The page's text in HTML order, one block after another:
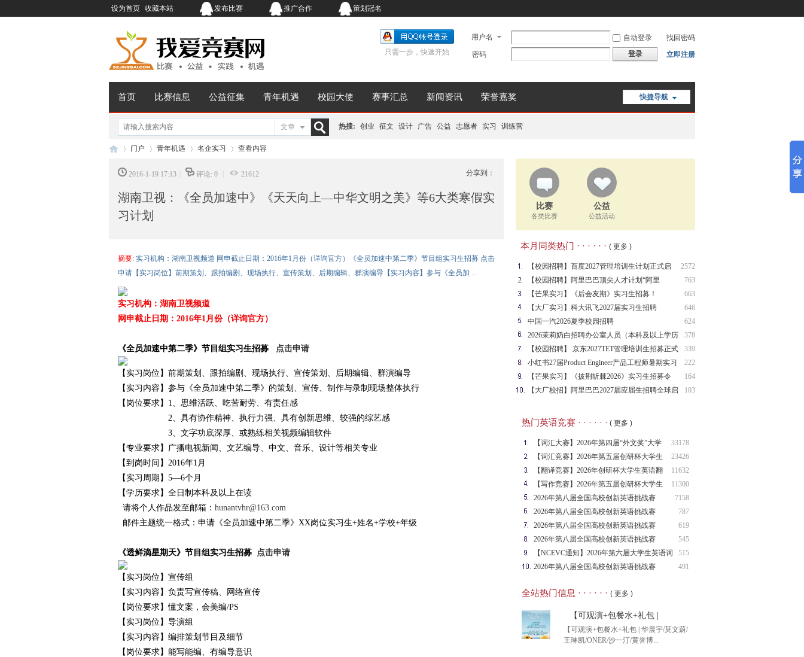
设为首页 收藏本站 发布比赛 推广合作 策划冠名
用户名 自动登录
找回密码
密码
登录 立即注册
只需一步，快速开始
快捷导航
首页 比赛信息 公益征集 青年机遇 校园大使 赛事汇总 新闻资讯 荣誉嘉奖
文章
索
热搜: 创业 征文 设计 广告 公益 志愿者 实习 训练营
›
门户
›
青年机遇
›
名企实习
›
查看内容
分享到：
2016-1-19 17:13 评论: 0 21612
湖南卫视：《全员加速中》《天天向上—中华文明之美》等6大类寒假实
习计划
摘要: 实习机构：湖南卫视频道 网申截止日期：2016年1月份（详询官方）《全员加速中第二季》节目组实习生招募 点击
申请【实习岗位】前期策划、跟拍编剧、现场执行、宣传策划、后期编辑、群演编导【实习内容】参与《全员加 ...
实习机构：湖南卫视频道
网申截止日期：2016年1月份（详询官方）
《全员加速中第二季》节目组实习生招募 点击申请
【实习岗位】前期策划、跟拍编剧、现场执行、宣传策划、后期编辑、群演编导
【实习内容】参与《全员加速中第二季》的策划、宣传、制作与录制现场整体执行
【岗位要求】1、思维活跃、吃苦耐劳、有责任感
2、具有协作精神、执行力强、具有创新思维、较强的综艺感
3、文字功底深厚、或熟练相关视频编辑软件
【专业要求】广播电视新闻、文艺编导、中文、音乐、设计等相关专业
【到岗时间】2016年1月
【实习周期】5—6个月
【学历要求】全日制本科及以上在读
请将个人作品发至邮箱： hunantvhr@163.com
邮件主题统一格式：申请《全员加速中第二季》XX岗位实习生+姓名+学校+年级
《透鲜滴星期天》节目组实习生招募 点击申请
【实习岗位】宣传组
【实习内容】负责写宣传稿、网络宣传
【岗位要求】懂文案，会美编/PS
【实习岗位】导演组
【实习内容】编排策划节目及细节
【岗位要求】能写能编、有编导意识
比赛
各类比赛
公益
公益活动
本月同类热门 · · · · · · ( 更多 )
2572
【校园招聘】百度2027管理培训生计划正式启
动！
763
【校园招聘】阿里巴巴顶尖人才计划“阿里
星”2027届应届生招聘
663
【芒果实习】《后会友期》实习生招募！
646
【大厂实习】科大讯飞2027届实习生招聘
624
中国一汽2026夏季校园招聘
378
2026茉莉奶白招聘办公室人员（本科及以上学历
优先）
339
【校园招聘】 京东2027TET管理培训生招募正式
启动
222
小红书27届Product Engineer产品工程师暑期实习
项目招募中
164
【芒果实习】《披荆斩棘2026》实习生招募令
103
【大厂校招】阿里巴巴2027届应届生招聘全球启
热门英语竞赛 · · · · · · ( 更多 )
33178
【词汇大赛】2026年第四届“外文奖”大学
生
23426
【词汇竞赛】2026年第五届创研杯大学生
英语
11632
【翻译竞赛】2026年创研杯大学生英语翻
译竞
11300
【写作竞赛】2026年第五届创研杯大学生
英语
7158
2026年第八届全国高校创新英语挑战赛
（NCIE
787
2026年第八届全国高校创新英语挑战赛
619
2026年第八届全国高校创新英语挑战赛
（NCIE
545
2026年第八届全国高校创新英语挑战赛
（NCIE
515
【NCEVC通知】2026年第六届大学生英语词
汇
491
2026年第八届全国高校创新英语挑战赛
全站热门信息 · · · · · · ( 更多 )
【可观演+包餐水+礼包 |
【可观演+包餐水+礼包 | 华晨宇/莫文蔚/
王琳凯/ONER/沙一汀/黄誉博...